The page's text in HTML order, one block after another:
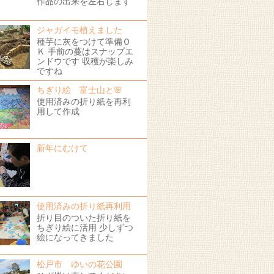
ジャガイモ植えました
種芋に灰をつけて準備Ｏ
Ｋ 手前の蔓はスナップエ
ンドウです 収穫が楽しみ
ですね
ちぎり絵 富士山と🌸
使用済みの折り紙を再利
用して作成
新年にむけて
使用済みの折り紙再利用
折り目のついた折り紙を
ちぎり絵に活用 少しずつ
絵になってきました
松戸市 ゆいの花公園